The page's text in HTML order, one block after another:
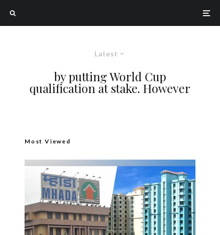
Latest
by putting World Cup
qualification at stake. However
Most Viewed